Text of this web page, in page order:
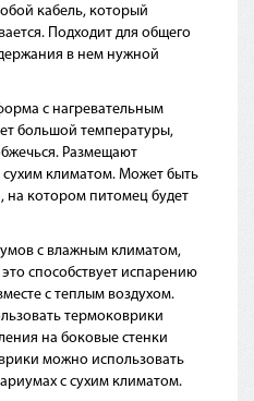
кабель, который
Подходит для общего
в нем нужной
с нагревательным
большой температуры,
Размещают
климатом. Может быть
на котором питомец будет
с влажным климатом,
способствует испарению
с теплым воздухом.
термоковрики
на боковые стенки
можно использовать
с сухим климатом.